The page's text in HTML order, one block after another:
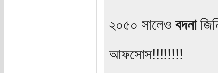
২০৫০ সালেও বদনা
আফসোস!!!!!!!!